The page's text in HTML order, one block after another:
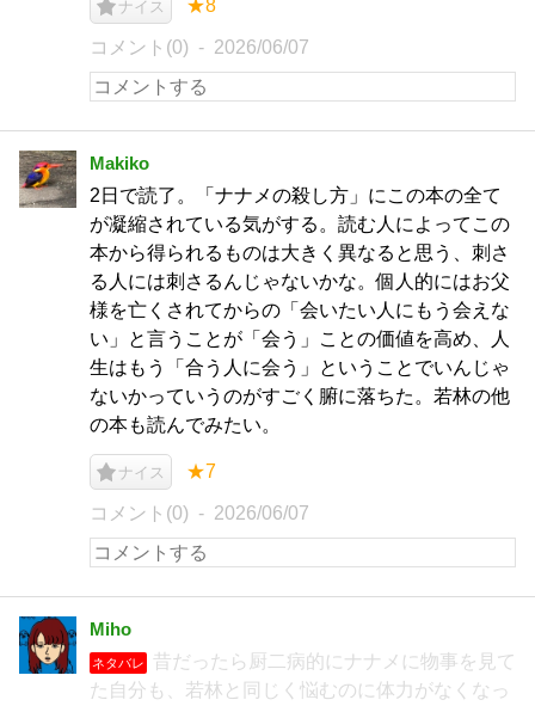
ナイス ★8
コメント(0) 2026/06/07
Makiko
2日で読了。「ナナメの殺し方」にこの本の全て
が凝縮されている気がする。読む人によってこの
本から得られるものは大きく異なると思う、刺さ
る人には刺さるんじゃないかな。個人的にはお父
様を亡くされてからの「会いたい人にもう会えな
い」と言うことが「会う」ことの価値を高め、人
生はもう「合う人に会う」ということでいんじゃ
ないかっていうのがすごく腑に落ちた。若林の他
の本も読んでみたい。
ナイス ★7
コメント(0) 2026/06/07
Miho
ネタバレ
昔だったら厨二病的にナナメに物事を見て
た自分も、若林と同じく悩むのに体力がなくなっ